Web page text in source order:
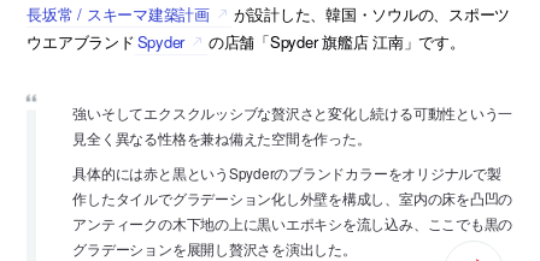
長坂常 / スキーマ建築計画
が設計した、韓国・ソウルの、スポーツ
ウエアブランドSpyder の店舗「Spyder 旗艦店 江南」です。
強いそしてエクスクルッシブな贅沢さと変化し続ける可動性という一
見全く異なる性格を兼ね備えた空間を作った。
具体的には赤と黒というSpyderのブランドカラーをオリジナルで製
作したタイルでグラデーション化し外壁を構成し、室内の床を凸凹の
アンティークの木下地の上に黒いエポキシを流し込み、ここでも黒の
グラデーションを展開し贅沢さを演出した。